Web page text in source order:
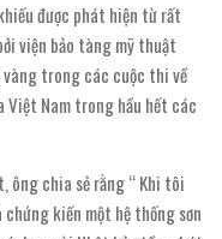
được phát hiện từ rất
viện bảo tàng mỹ thuật
vàng trong các cuộc thi về
Việt Nam trong hầu hết các
ông chia sẻ rằng “ Khi tôi
kiến một hệ thống sơn